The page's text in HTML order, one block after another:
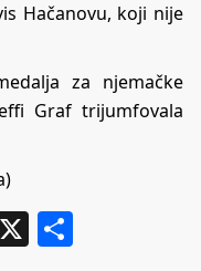
Hačanovu, koji nije
za njemačke
Graf trijumfovala
X